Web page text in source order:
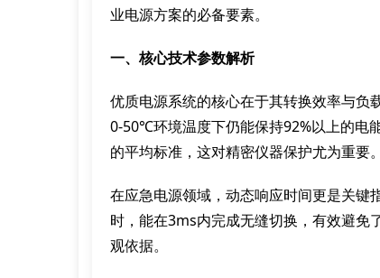
业电源方案的必备要素。
一、核心技术参数解析
优质电源系统的核心在于其转换效率与负
0-50℃环境温度下仍能保持92%以上的电
的平均标准，这对精密仪器保护尤为重要。
在应急电源领域，动态响应时间更是关键
时，能在3ms内完成无缝切换，有效避免
观依据。